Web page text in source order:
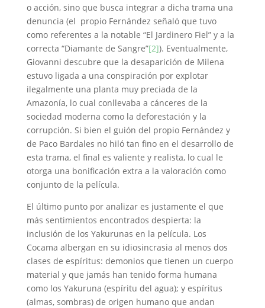
o acción, sino que busca integrar a dicha trama una
denuncia (el propio Fernández señaló que tuvo
como referentes a la notable “El Jardinero Fiel” y a la
correcta “Diamante de Sangre”[2]). Eventualmente,
Giovanni descubre que la desaparición de Milena
estuvo ligada a una conspiración por explotar
ilegalmente una planta muy preciada de la
Amazonía, lo cual conllevaba a cánceres de la
sociedad moderna como la deforestación y la
corrupción. Si bien el guión del propio Fernández y
de Paco Bardales no hiló tan fino en el desarrollo de
esta trama, el final es valiente y realista, lo cual le
otorga una bonificación extra a la valoración como
conjunto de la película.
El último punto por analizar es justamente el que
más sentimientos encontrados despierta: la
inclusión de los Yakurunas en la película. Los
Cocama albergan en su idiosincrasia al menos dos
clases de espíritus: demonios que tienen un cuerpo
material y que jamás han tenido forma humana
como los Yakuruna (espíritu del agua); y espíritus
(almas, sombras) de origen humano que andan